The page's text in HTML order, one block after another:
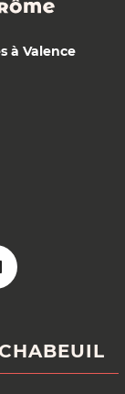
à Valence